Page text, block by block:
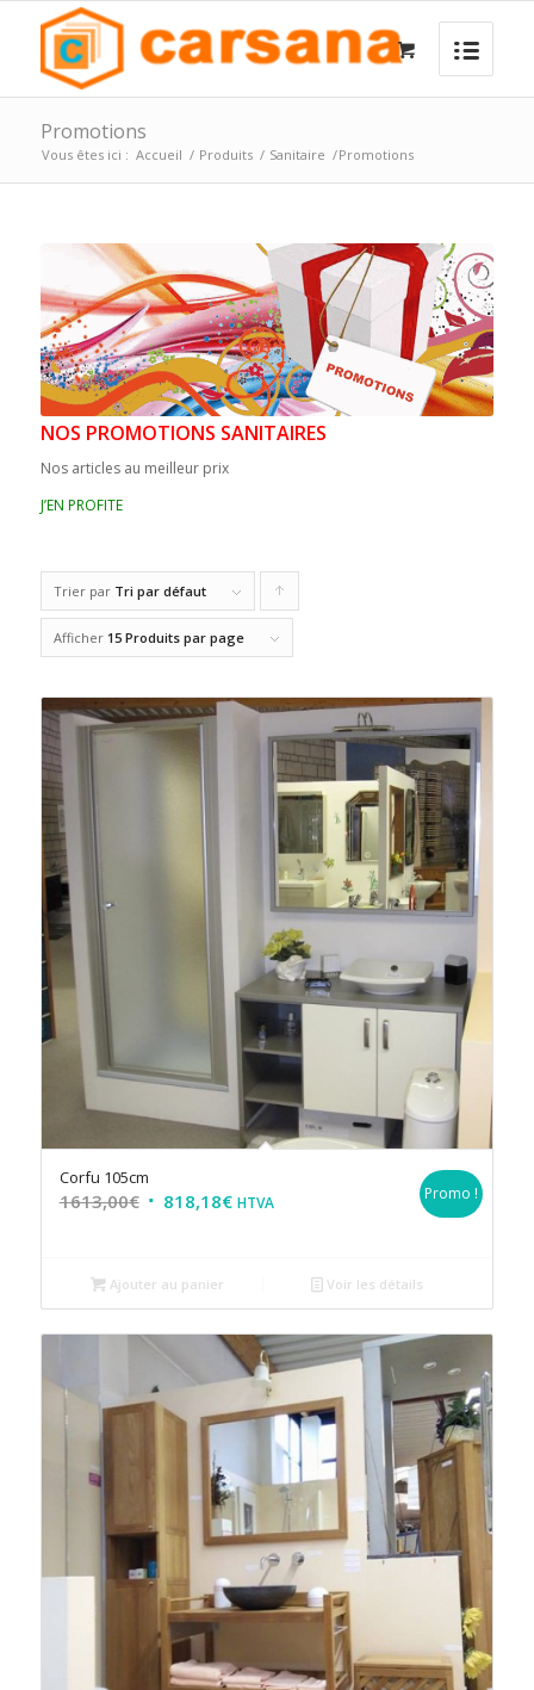
Promotions
Vous êtes ici : Accueil / Produits / Sanitaire /Promotions
NOS PROMOTIONS SANITAIRES
Nos articles au meilleur prix
J’EN PROFITE
Trier par Tri par défaut
les
produits
en
ascendant
Afficher 15 Produits par page
Corfu 105cm
1613,00€ 818,18€ HTVA Promo !
Ajouter au panier Voir les détails